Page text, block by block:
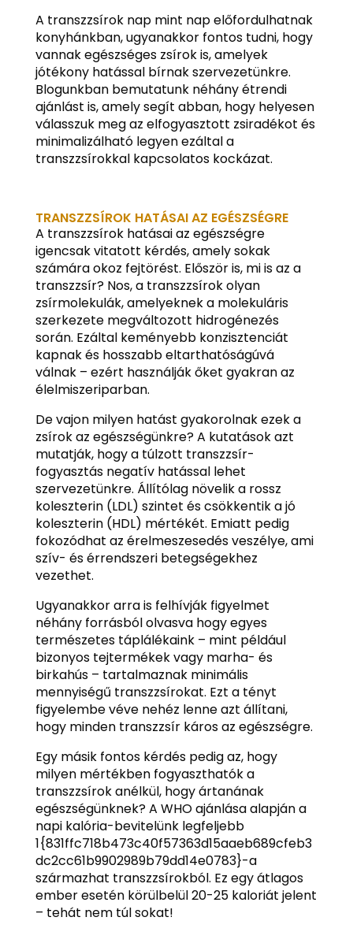
A transzzsírok nap mint nap előfordulhatnak
konyhánkban, ugyanakkor fontos tudni, hogy
vannak egészséges zsírok is, amelyek
jótékony hatással bírnak szervezetünkre.
Blogunkban bemutatunk néhány étrendi
ajánlást is, amely segít abban, hogy helyesen
válasszuk meg az elfogyasztott zsiradékot és
minimalizálható legyen ezáltal a
transzzsírokkal kapcsolatos kockázat.
TRANSZZSÍROK HATÁSAI AZ EGÉSZSÉGRE
A transzzsírok hatásai az egészségre
igencsak vitatott kérdés, amely sokak
számára okoz fejtörést. Először is, mi is az a
transzzsír? Nos, a transzzsírok olyan
zsírmolekulák, amelyeknek a molekuláris
szerkezete megváltozott hidrogénezés
során. Ezáltal keményebb konzisztenciát
kapnak és hosszabb eltarthatóságúvá
válnak – ezért használják őket gyakran az
élelmiszeriparban.
De vajon milyen hatást gyakorolnak ezek a
zsírok az egészségünkre? A kutatások azt
mutatják, hogy a túlzott transzzsír-
fogyasztás negatív hatással lehet
szervezetünkre. Állítólag növelik a rossz
koleszterin (LDL) szintet és csökkentik a jó
koleszterin (HDL) mértékét. Emiatt pedig
fokozódhat az érelmeszesedés veszélye, ami
szív- és érrendszeri betegségekhez
vezethet.
Ugyanakkor arra is felhívják figyelmet
néhány forrásból olvasva hogy egyes
természetes táplálékaink – mint például
bizonyos tejtermékek vagy marha- és
birkahús – tartalmaznak minimális
mennyiségű transzzsírokat. Ezt a tényt
figyelembe véve nehéz lenne azt állítani,
hogy minden transzzsír káros az egészségre.
Egy másik fontos kérdés pedig az, hogy
milyen mértékben fogyaszthatók a
transzzsírok anélkül, hogy ártanának
egészségünknek? A WHO ajánlása alapján a
napi kalória-bevitelünk legfeljebb
1{831ffc718b473c40f57363d15aaeb689cfeb3
dc2cc61b9902989b79dd14e0783}-a
származhat transzzsírokból. Ez egy átlagos
ember esetén körülbelül 20-25 kaloriát jelent
– tehát nem túl sokat!